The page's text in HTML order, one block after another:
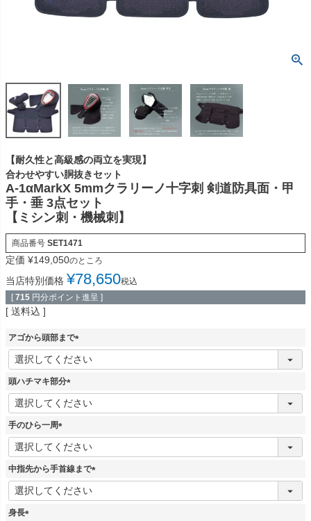
【耐久性と高級感の両立を実現】
合わせやすい胴抜きセット
A-1αMarkX 5mmクラリーノ十字刺 剣道防具面・甲
手・垂 3点セット
【ミシン刺・機械刺】
商品番号 SET1471
定価 ¥149,050のところ
当店特別価格 ¥78,650税込
[ 715 円分ポイント進呈 ]
送料込
アゴから頭部まで
(
必
頭ハチマキ部分
(
必
手のひら一周
(
必
須
中指先から手首線まで
(
身長